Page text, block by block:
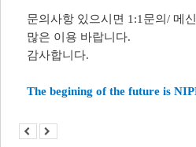
문의사항 있으시면 1:1문의/ 메
많은 이용 바랍니다.​
​감사합니다.
The begining of the future is